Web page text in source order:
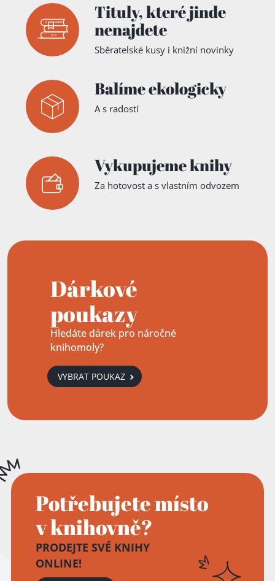
Tituly,které jinde
nenajdete
Sběratelské kusy i knižní novinky
Balíme ekologicky
A s radostí
Vykupujeme knihy
Za hotovost a s vlastním odvozem
Dárkové
poukazy
Hledáte dárek pro náročné
knihomoly?
VYBRAT POUKAZ
Potřebujete místo
v knihovně?
PRODEJTE SVÉ KNIHY
ONLINE!